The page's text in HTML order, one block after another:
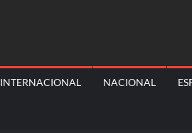
INTERNACIONAL NACIONAL